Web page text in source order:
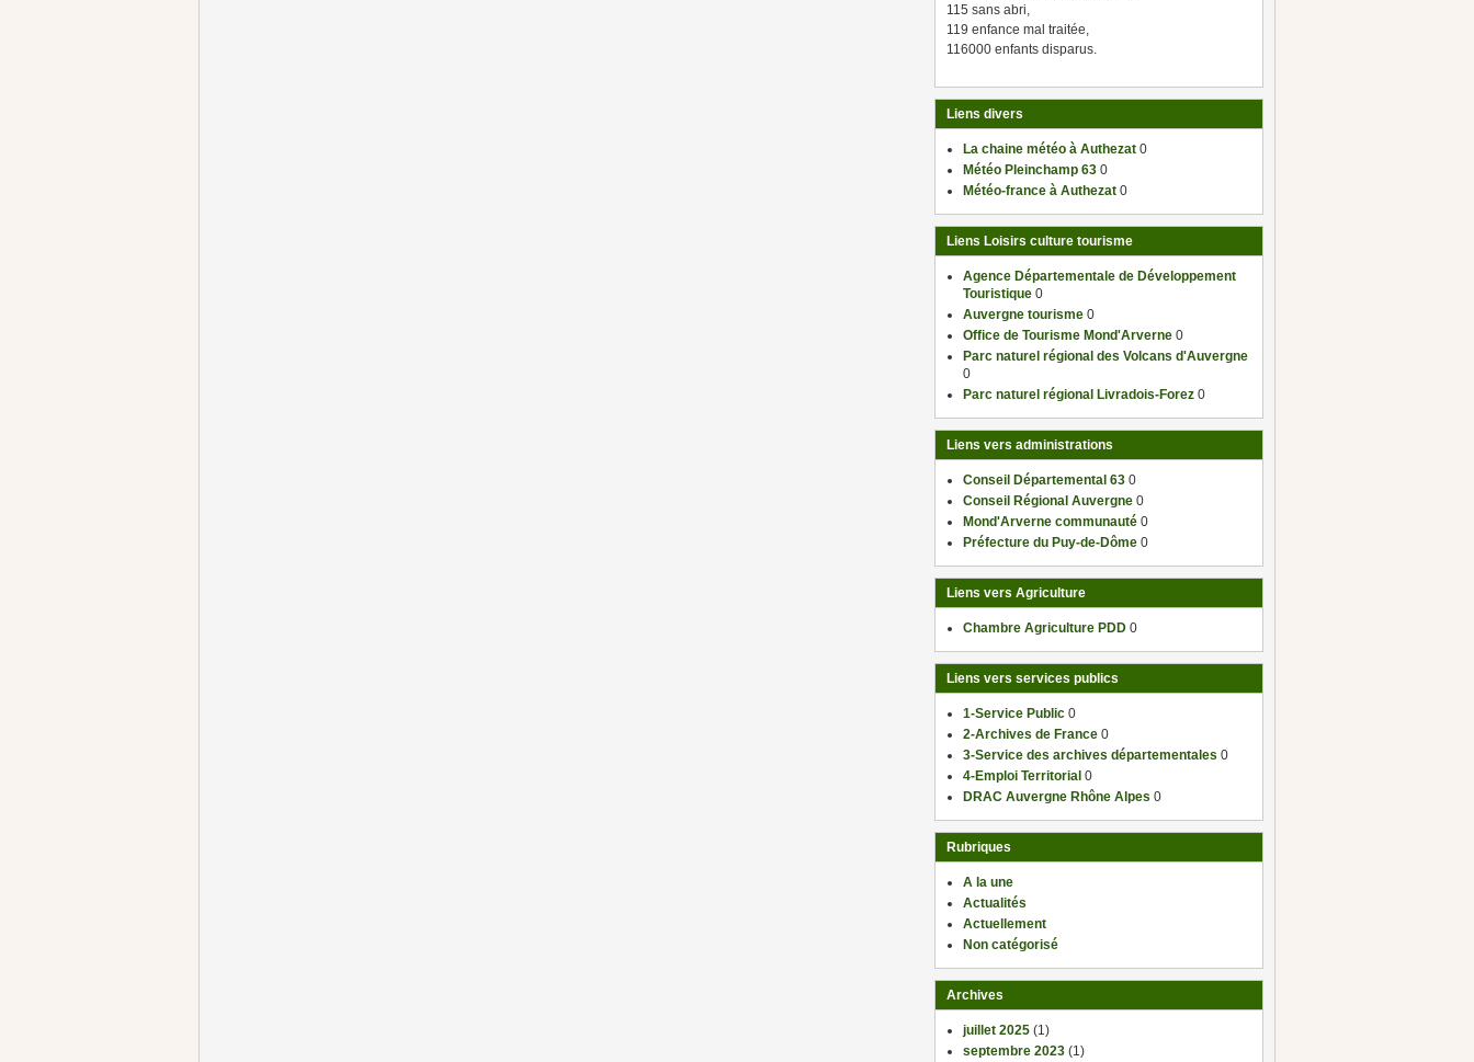
115 sans abri,
119 enfance mal traitée,
116000 enfants disparus.
Liens divers
La chaine météo à Authezat 0
Météo Pleinchamp 63 0
Météo-france à Authezat 0
Liens Loisirs culture tourisme
Agence Départementale de Développement
Touristique 0
Auvergne tourisme 0
Office de Tourisme Mond'Arverne 0
Parc naturel régional des Volcans d'Auvergne
0
Parc naturel régional Livradois-Forez 0
Liens vers administrations
Conseil Départemental 63 0
Conseil Régional Auvergne 0
Mond'Arverne communauté 0
Préfecture du Puy-de-Dôme 0
Liens vers Agriculture
Chambre Agriculture PDD 0
Liens vers services publics
1-Service Public 0
2-Archives de France 0
3-Service des archives départementales 0
4-Emploi Territorial 0
DRAC Auvergne Rhône Alpes 0
Rubriques
A la une
Actualités
Actuellement
Non catégorisé
Archives
juillet 2025 (1)
septembre 2023 (1)